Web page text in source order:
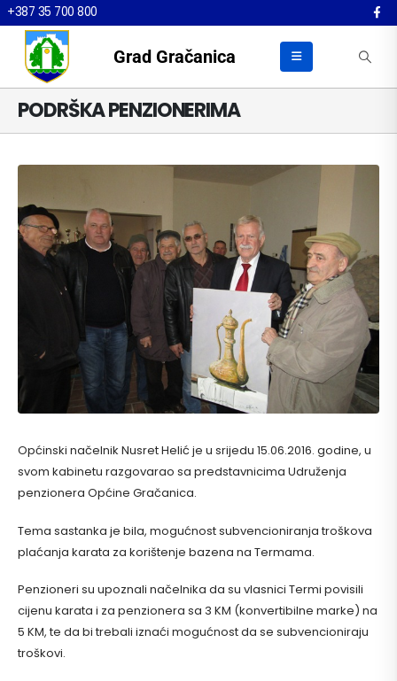
+387 35 700 800
Grad Gračanica
PODRŠKA PENZIONERIMA
Općinski načelnik Nusret Helić je u srijedu 15.06.2016. godine, u
svom kabinetu razgovarao sa predstavnicima Udruženja
penzionera Općine Gračanica.
Tema sastanka je bila, mogućnost subvencioniranja troškova
plaćanja karata za korištenje bazena na Termama.
Penzioneri su upoznali načelnika da su vlasnici Termi povisili
cijenu karata i za penzionera sa 3 KM (konvertibilne marke) na
5 KM, te da bi trebali iznaći mogućnost da se subvencioniraju
troškovi.